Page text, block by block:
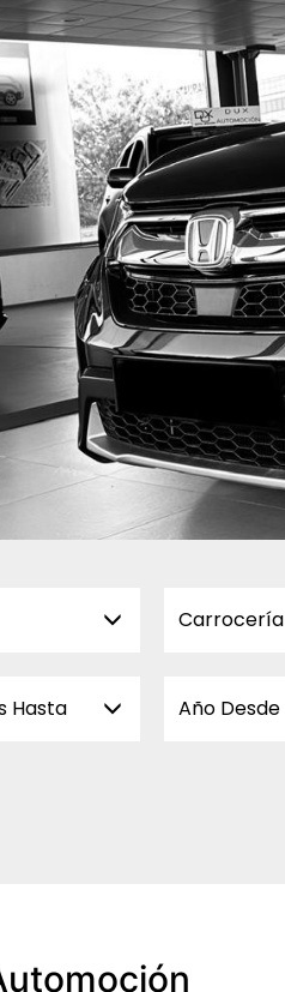
Carrocería
Hasta Año Desde